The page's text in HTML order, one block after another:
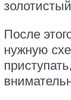
После
нужную